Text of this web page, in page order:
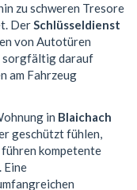
zu schweren Tresore
DerSchlüsseldienst
von Autotüren
sorgfältig darauf
am Fahrzeug
in Blaichach
geschützt fühlen,
führen kompetente
Eine